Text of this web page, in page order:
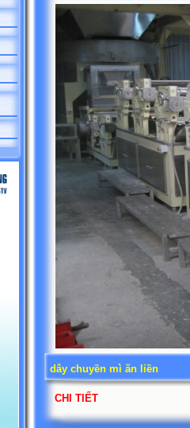
dây chuyền mì ăn liền
CHI TIẾT